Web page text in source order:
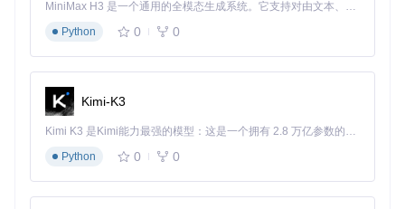
MiniMax H3 是一个通用的全模态生成系统。它支持对由文本、图像、视频和音频组成的多模态上下文进行统一理解，并能生成分辨率高达 2K、时长可达 15 秒的带原生立体声音频的视频。得益于面向任务泛化的系统设计，H3 在预训练阶段就已具备广泛的多模态上下文理解与生成能力，能够出色地执行复杂的多模态指令。
Python
0 0
Kimi-K3
Kimi K3 是Kimi能力最强的模型：这是一个拥有 2.8 万亿参数的混合专家（MoE）模型，具备原生视觉理解能力，并支持 100 万 token 的上下文窗口。
Python
0 0